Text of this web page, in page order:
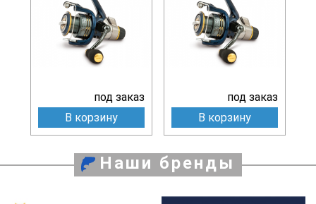
под заказ
В корзину
под заказ
В корзину
Наши бренды